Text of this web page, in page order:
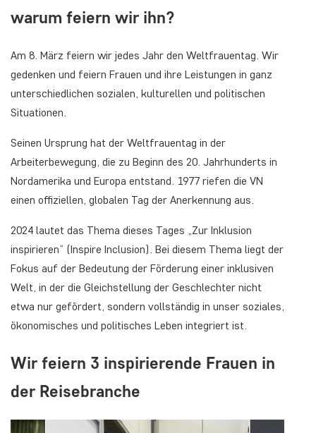
warum feiern wir ihn?
Am 8. März feiern wir jedes Jahr den Weltfrauentag. Wir
gedenken und feiern Frauen und ihre Leistungen in ganz
unterschiedlichen sozialen, kulturellen und politischen
Situationen.
Seinen Ursprung hat der Weltfrauentag in der
Arbeiterbewegung, die zu Beginn des 20. Jahrhunderts in
Nordamerika und Europa entstand. 1977 riefen die VN
einen offiziellen, globalen Tag der Anerkennung aus.
2024 lautet das Thema dieses Tages „Zur Inklusion
inspirieren“ (Inspire Inclusion). Bei diesem Thema liegt der
Fokus auf der Bedeutung der Förderung einer inklusiven
Welt, in der die Gleichstellung der Geschlechter nicht
etwa nur gefördert, sondern vollständig in unser soziales,
ökonomisches und politisches Leben integriert ist.
Wir feiern 3 inspirierende Frauen in
der Reisebranche